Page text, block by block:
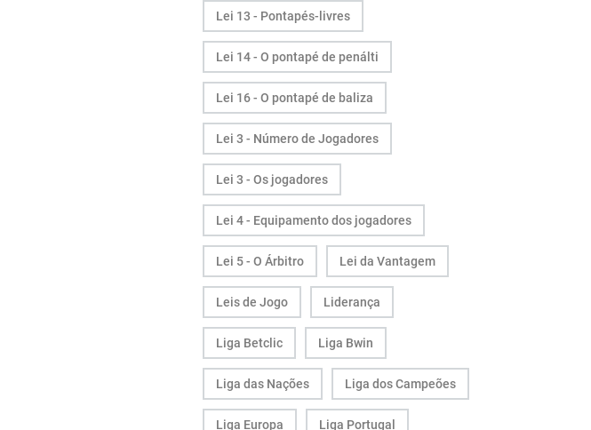
Lei 13 - Pontapés-livres
Lei 14 - O pontapé de penálti
Lei 16 - O pontapé de baliza
Lei 3 - Número de Jogadores
Lei 3 - Os jogadores
Lei 4 - Equipamento dos jogadores
Lei 5 - O Árbitro Lei da Vantagem
Leis de Jogo Liderança
Liga Betclic Liga Bwin
Liga das Nações Liga dos Campeões
Liga Europa Liga Portugal